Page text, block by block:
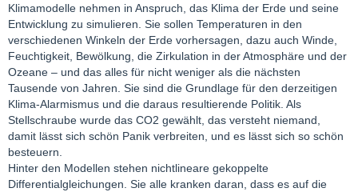
Klimamodelle nehmen in Anspruch, das Klima der Erde und seine
Entwicklung zu simulieren. Sie sollen Temperaturen in den
verschiedenen Winkeln der Erde vorhersagen, dazu auch Winde,
Feuchtigkeit, Bewölkung, die Zirkulation in der Atmosphäre und der
Ozeane – und das alles für nicht weniger als die nächsten
Tausende von Jahren. Sie sind die Grundlage für den derzeitigen
Klima-Alarmismus und die daraus resultierende Politik. Als
Stellschraube wurde das CO2 gewählt, das versteht niemand,
damit lässt sich schön Panik verbreiten, und es lässt sich so schön
besteuern.
Hinter den Modellen stehen nichtlineare gekoppelte
Differentialgleichungen. Sie alle kranken daran, dass es auf die